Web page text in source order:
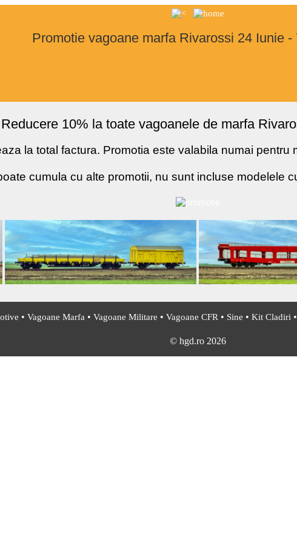
Promotie vagoane marfa Rivarossi 24 Iunie -
Reducere 10% la toate vagoanele de marfa
la total factura. Promotia este valabila numai pentru
cumula cu alte promotii, nu sunt incluse modelele
• Vagoane Marfa • Vagoane Militare • Vagoane CFR • Sine • Kit Cladiri •
© hgd.ro 2026